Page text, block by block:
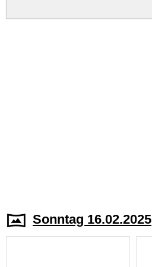
Sonntag 16.02.2025